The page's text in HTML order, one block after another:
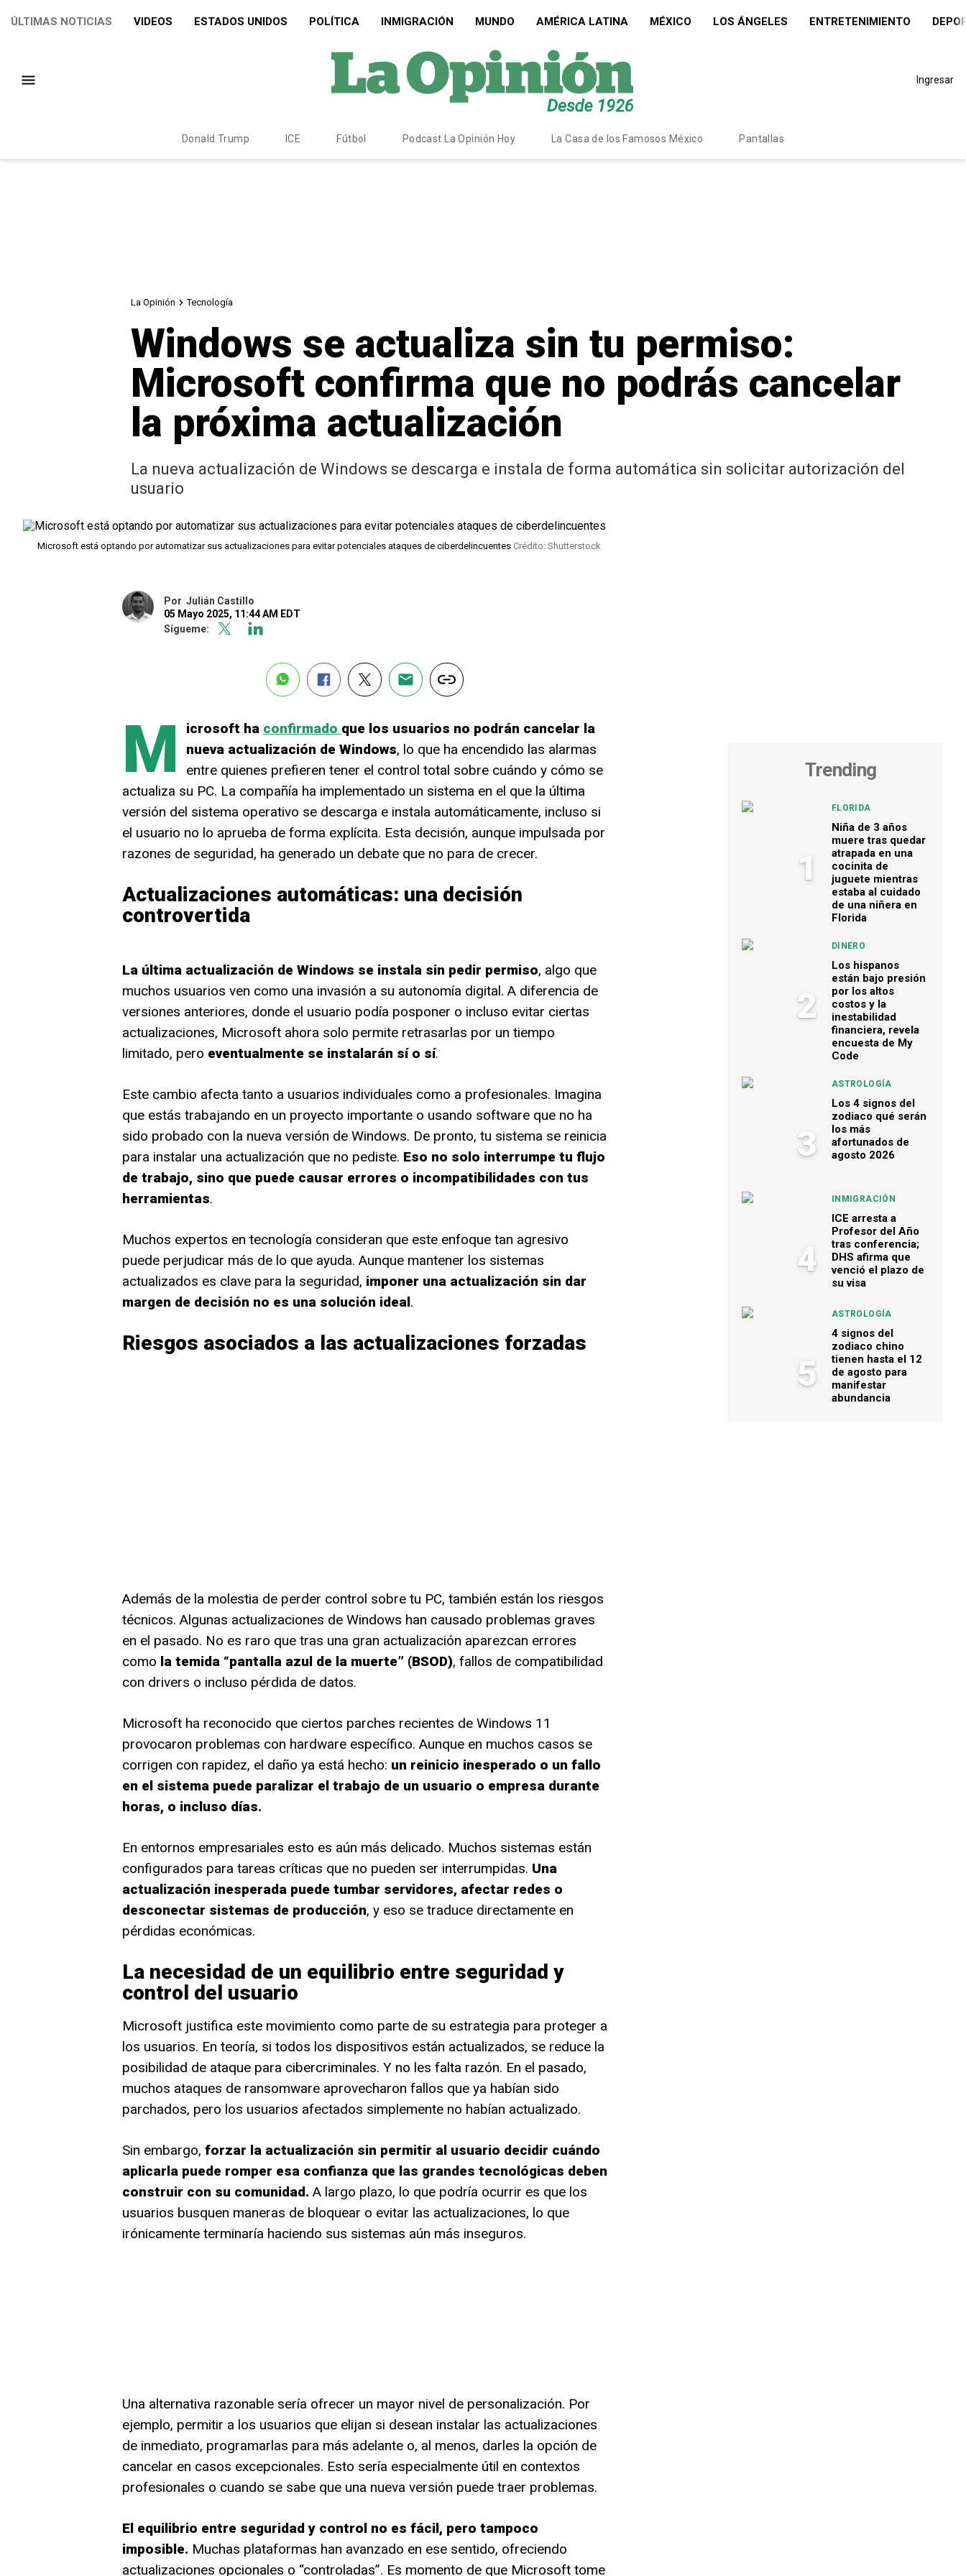
ÚLTIMAS NOTICIAS VIDEOS ESTADOS UNIDOS POLÍTICA INMIGRACIÓN MUNDO AMÉRICA LATINA MÉXICO LOS ÁNGELES ENTRETENIMIENTO
Ingresar
Donald Trump ICE Fútbol Podcast La Opinión Hoy La Casa de los Famosos México Pantallas
La Opinión Tecnología
Windows se actualiza sin tu permiso:
Microsoft confirma que no podrás cancelar
la próxima actualización
La nueva actualización de Windows se descarga e instala de forma automática sin solicitar autorización del
usuario
Microsoft está optando por automatizar sus actualizaciones para evitar potenciales ataques de ciberdelincuentes Crédito: Shutterstock
Por Julián Castillo
05 Mayo 2025, 11:44 AM EDT
Sígueme:
M icrosoft ha confirmado que los usuarios no podrán cancelar la
nueva actualización de Windows, lo que ha encendido las alarmas
entre quienes prefieren tener el control total sobre cuándo y cómo se
actualiza su PC. La compañía ha implementado un sistema en el que la última
versión del sistema operativo se descarga e instala automáticamente, incluso si
el usuario no lo aprueba de forma explícita. Esta decisión, aunque impulsada por
razones de seguridad, ha generado un debate que no para de crecer.
Actualizaciones automáticas: una decisión
controvertida
La última actualización de Windows se instala sin pedir permiso, algo que
muchos usuarios ven como una invasión a su autonomía digital. A diferencia de
versiones anteriores, donde el usuario podía posponer o incluso evitar ciertas
actualizaciones, Microsoft ahora solo permite retrasarlas por un tiempo
limitado, pero eventualmente se instalarán sí o sí.
Este cambio afecta tanto a usuarios individuales como a profesionales. Imagina
que estás trabajando en un proyecto importante o usando software que no ha
sido probado con la nueva versión de Windows. De pronto, tu sistema se reinicia
para instalar una actualización que no pediste. Eso no solo interrumpe tu flujo
de trabajo, sino que puede causar errores o incompatibilidades con tus
herramientas.
Muchos expertos en tecnología consideran que este enfoque tan agresivo
puede perjudicar más de lo que ayuda. Aunque mantener los sistemas
actualizados es clave para la seguridad, imponer una actualización sin dar
margen de decisión no es una solución ideal.
Riesgos asociados a las actualizaciones forzadas
Además de la molestia de perder control sobre tu PC, también están los riesgos
técnicos. Algunas actualizaciones de Windows han causado problemas graves
en el pasado. No es raro que tras una gran actualización aparezcan errores
como la temida “pantalla azul de la muerte” (BSOD), fallos de compatibilidad
con drivers o incluso pérdida de datos.
Microsoft ha reconocido que ciertos parches recientes de Windows 11
provocaron problemas con hardware específico. Aunque en muchos casos se
corrigen con rapidez, el daño ya está hecho: un reinicio inesperado o un fallo
en el sistema puede paralizar el trabajo de un usuario o empresa durante
horas, o incluso días.
En entornos empresariales esto es aún más delicado. Muchos sistemas están
configurados para tareas críticas que no pueden ser interrumpidas. Una
actualización inesperada puede tumbar servidores, afectar redes o
desconectar sistemas de producción, y eso se traduce directamente en
pérdidas económicas.
La necesidad de un equilibrio entre seguridad y
control del usuario
Microsoft justifica este movimiento como parte de su estrategia para proteger a
los usuarios. En teoría, si todos los dispositivos están actualizados, se reduce la
posibilidad de ataque para cibercriminales. Y no les falta razón. En el pasado,
muchos ataques de ransomware aprovecharon fallos que ya habían sido
parchados, pero los usuarios afectados simplemente no habían actualizado.
Sin embargo, forzar la actualización sin permitir al usuario decidir cuándo
aplicarla puede romper esa confianza que las grandes tecnológicas deben
construir con su comunidad. A largo plazo, lo que podría ocurrir es que los
usuarios busquen maneras de bloquear o evitar las actualizaciones, lo que
irónicamente terminaría haciendo sus sistemas aún más inseguros.
Una alternativa razonable sería ofrecer un mayor nivel de personalización. Por
ejemplo, permitir a los usuarios que elijan si desean instalar las actualizaciones
de inmediato, programarlas para más adelante o, al menos, darles la opción de
cancelar en casos excepcionales. Esto sería especialmente útil en contextos
profesionales o cuando se sabe que una nueva versión puede traer problemas.
El equilibrio entre seguridad y control no es fácil, pero tampoco
imposible. Muchas plataformas han avanzado en ese sentido, ofreciendo
actualizaciones opcionales o “controladas”. Es momento de que Microsoft tome
Trending
1
FLORIDA
Niña de 3 años
muere tras quedar
atrapada en una
cocinita de
juguete mientras
estaba al cuidado
de una niñera en
Florida
2
DINERO
Los hispanos
están bajo presión
por los altos
costos y la
inestabilidad
financiera, revela
encuesta de My
Code
3
ASTROLOGÍA
Los 4 signos del
zodiaco qué serán
los más
afortunados de
agosto 2026
4
INMIGRACIÓN
ICE arresta a
Profesor del Año
tras conferencia;
DHS afirma que
venció el plazo de
su visa
5
ASTROLOGÍA
4 signos del
zodiaco chino
tienen hasta el 12
de agosto para
manifestar
abundancia